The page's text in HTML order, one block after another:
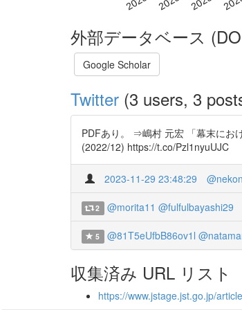
外部データベース
Google Scholar
Twitter (3 users, 3
PDFあり。 ⇒嶋村 元宏 「幕末にお
(2022/12) https://t.co/Pzl1nyuUJC
2023-11-29 23:48:29
2 @morita11 @fulfulbayashi29
5 @81T5eUfbB86ov1l
収集済み URL リスト
https://www.jstage.jst.go.jp/